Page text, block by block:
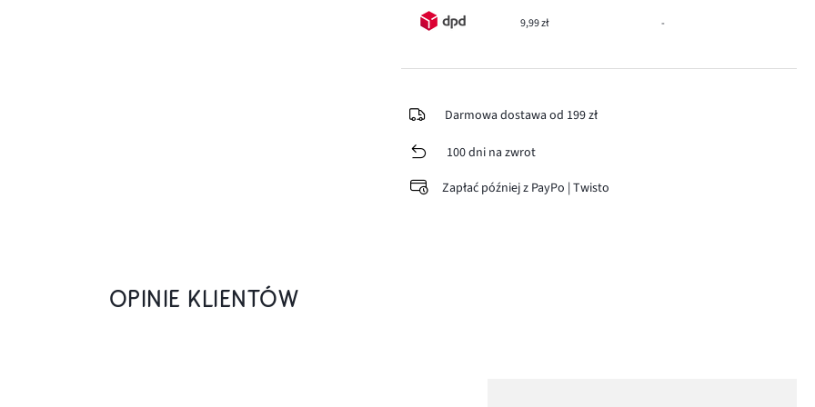
9,99 zł -
Darmowa dostawa od 199 zł
100 dni na zwrot
Zapłać później z PayPo | Twisto
OPINIE KLIENTÓW